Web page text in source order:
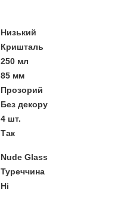
Низький
Кришталь
250 мл
85 мм
Прозорий
Без декору
4 шт.
Так
Nude Glass
Туреччина
Ні